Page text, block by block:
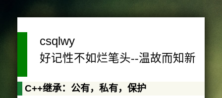
csqlwy
好记性不如烂笔头--温故而知新
C++继承：公有，私有，保护